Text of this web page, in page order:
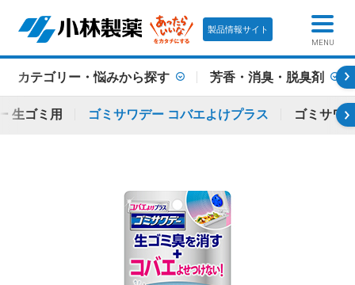
製品情報サイト
MENU
カテゴリー・悩みから探す 芳香・消臭・脱臭剤
生ゴミ用 ゴミサワデー コバエよけプラス ゴミサワ